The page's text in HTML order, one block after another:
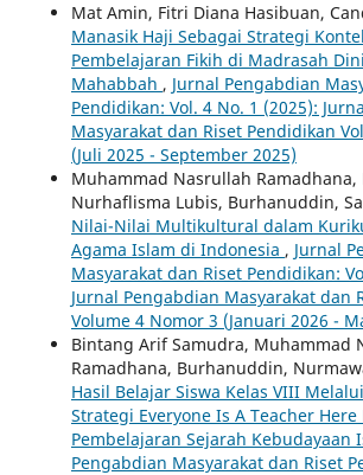
Mat Amin, Fitri Diana Hasibuan,
Manasik Haji Sebagai Strategi
Pembelajaran Fikih di Madrasah
Mahabbah , Jurnal Pengabdian
Pendidikan: Vol. 4 No. 1 (2025):
Masyarakat dan Riset Pendidikan
(Juli 2025 - September 2025)
Muhammad Nasrullah Ramadhana,
Nurhaflisma Lubis, Burhanuddin,
Nilai-Nilai Multikultural dalam
Agama Islam di Indonesia , Jurnal
Masyarakat dan Riset Pendidikan:
Jurnal Pengabdian Masyarakat dan
Volume 4 Nomor 3 (Januari 2026 -
Bintang Arif Samudra, Muhammad
Ramadhana, Burhanuddin,
Hasil Belajar Siswa Kelas VIII
Strategi Everyone Is A Teacher Here
Pembelajaran Sejarah Kebudayaan
Pengabdian Masyarakat dan Riset